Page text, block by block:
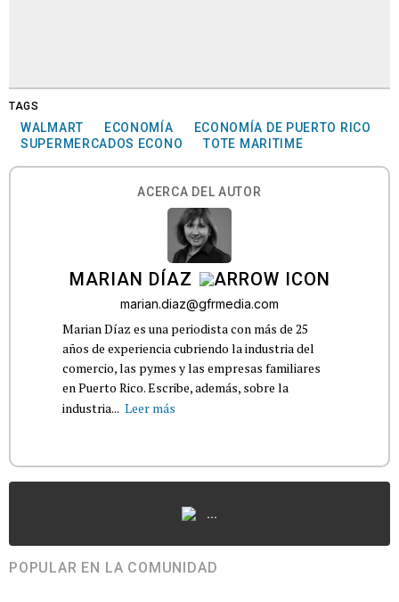
TAGS
WALMART ECONOMÍA
ECONOMÍA DE PUERTO RICO
SUPERMERCADOS ECONO
TOTE MARITIME
ACERCA DEL AUTOR
MARIAN DÍAZ
marian.diaz@gfrmedia.com
Marian Díaz es una periodista con más de 25
años de experiencia cubriendo la industria del
comercio, las pymes y las empresas familiares
en Puerto Rico. Escribe, además, sobre la
industria... Leer más
...
POPULAR EN LA COMUNIDAD